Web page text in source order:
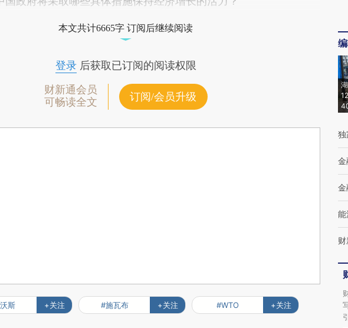
本文共计6665字 订阅后继续阅读
登录后获取已订阅的阅读权限
财新通会员
可畅读全文
订阅/会员升级
斯 +关注 #施瓦布 +关注 #WTO +关注
独
金
金
能